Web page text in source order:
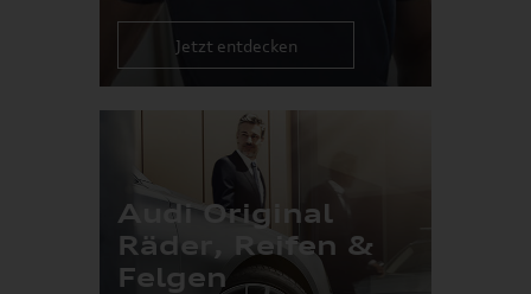
Jetzt entdecken
Audi Original
Räder, Reifen &
Felgen